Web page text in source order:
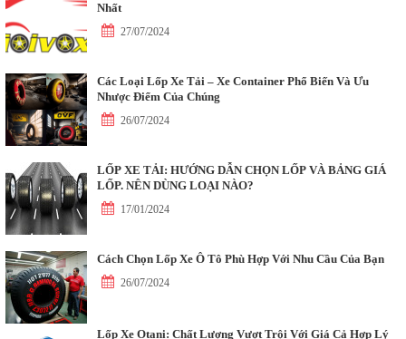
Nhất
27/07/2024
Các Loại Lốp Xe Tải – Xe Container Phổ Biến Và Ưu
Nhược Điểm Của Chúng
26/07/2024
LỐP XE TẢI: HƯỚNG DẪN CHỌN LỐP VÀ BẢNG GIÁ
LỐP. NÊN DÙNG LOẠI NÀO?
17/01/2024
Cách Chọn Lốp Xe Ô Tô Phù Hợp Với Nhu Cầu Của Bạn
26/07/2024
Lốp Xe Otani: Chất Lượng Vượt Trội Với Giá Cả Hợp Lý